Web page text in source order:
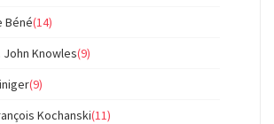
Béné(14)
John Knowles(9)
(9)
Kochanski(11)